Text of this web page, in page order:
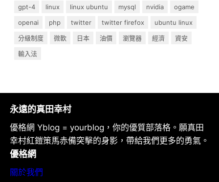
gpt-4
linux linux ubuntu mysql nvidia
ogame
openai
php twitter twitter firefox
ubuntu linux
分級制度
微軟 日本 油價 瀏覽器 經濟
資安
輸入法
永遠的真田幸村
優格網 Yblog = yourblog，你的優質部落格。願真田
幸村紅鎧策馬赤備突擊的身影，帶給我們更多的勇氣。
優格網
關於我們